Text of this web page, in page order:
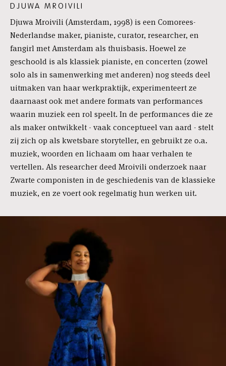
DJUWA MROIVILI
Djuwa Mroivili (Amsterdam, 1998) is een Comorees-
Nederlandse maker, pianiste, curator, researcher, en
fangirl met Amsterdam als thuisbasis. Hoewel ze
geschoold is als klassiek pianiste, en concerten (zowel
solo als in samenwerking met anderen) nog steeds deel
uitmaken van haar werkpraktijk, experimenteert ze
daarnaast ook met andere formats van performances
waarin muziek een rol speelt. In de performances die ze
als maker ontwikkelt - vaak conceptueel van aard - stelt
zij zich op als kwetsbare storyteller, en gebruikt ze o.a.
muziek, woorden en lichaam om haar verhalen te
vertellen. Als researcher deed Mroivili onderzoek naar
Zwarte componisten in de geschiedenis van de klassieke
muziek, en ze voert ook regelmatig hun werken uit.